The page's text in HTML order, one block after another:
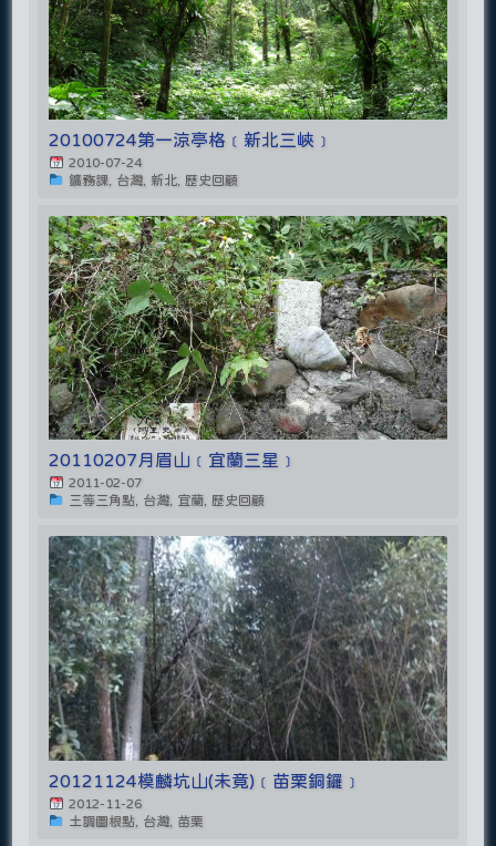
20100724第一涼亭格﹝新北三峽﹞
2010-07-24
鑛務課, 台灣, 新北, 歷史回顧
20110207月眉山﹝宜蘭三星﹞
2011-02-07
三等三角點, 台灣, 宜蘭, 歷史回顧
20121124模麟坑山(未竟)﹝苗栗銅鑼﹞
2012-11-26
土調圖根點, 台灣, 苗栗